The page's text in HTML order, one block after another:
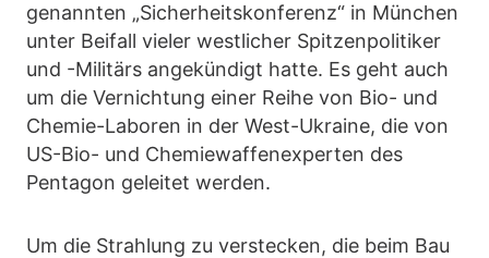
genannten „Sicherheitskonferenz“ in München
unter Beifall vieler westlicher Spitzenpolitiker
und -Militärs angekündigt hatte. Es geht auch
um die Vernichtung einer Reihe von Bio- und
Chemie-Laboren in der West-Ukraine, die von
US-Bio- und Chemiewaffenexperten des
Pentagon geleitet werden.
Um die Strahlung zu verstecken, die beim Bau